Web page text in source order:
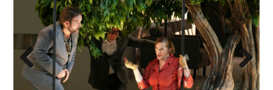
Previ
Next